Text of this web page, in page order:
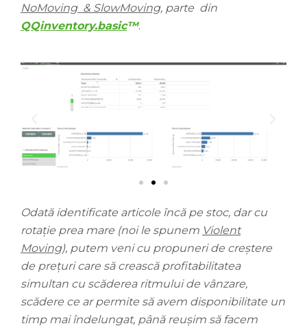
NoMoving & SlowMoving, parte din
QQinventory.basic™.
Odată identificate articole încă pe stoc, dar cu
rotație prea mare (noi le spunem Violent
Moving), putem veni cu propuneri de creștere
de prețuri care să crească profitabilitatea
simultan cu scăderea ritmului de vânzare,
scădere ce ar permite să avem disponibilitate un
timp mai îndelungat, până reușim să facem